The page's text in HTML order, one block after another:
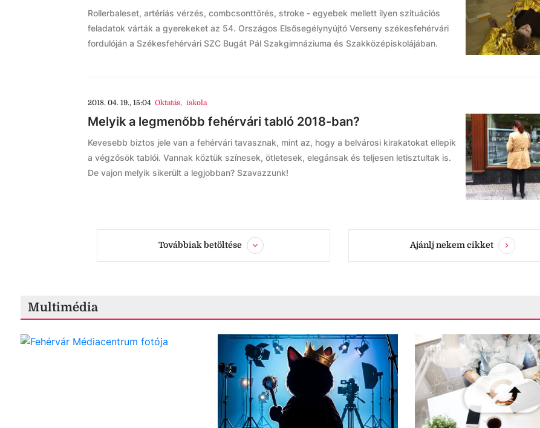
Rollerbaleset, artériás vérzés, combcsonttörés, stroke - egyebek mellett ilyen szituációs
feladatok várták a gyerekeket az 54. Országos Elsősegélynyújtó Verseny székesfehérvári
fordulóján a Székesfehérvári SZC Bugát Pál Szakgimnáziuma és Szakközépiskolájában.
2018. 04. 19., 15:04 Oktatás, iskola
Melyik a legmenőbb fehérvári tabló 2018-ban?
Kevesebb biztos jele van a fehérvári tavasznak, mint az, hogy a belvárosi kirakatokat ellepik
a végzősök tablói. Vannak köztük színesek, ötletesek, elegánsak és teljesen letisztultak is.
De vajon melyik sikerült a legjobban? Szavazzunk!
Továbbiak betöltése Ajánlj nekem cikket
Multimédia